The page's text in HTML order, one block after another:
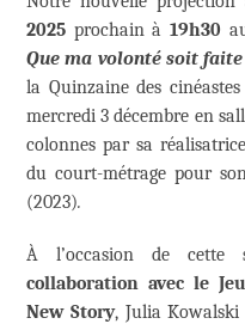
2025 prochain à19h30
Que ma volonté soit faite
la Quinzaine des
mercredi 3 décembre en
colonnes par sa
du court-métrage pour
(2023).
À l’occasion de cette
collaboration avec le
New Story, Julia Kowalski